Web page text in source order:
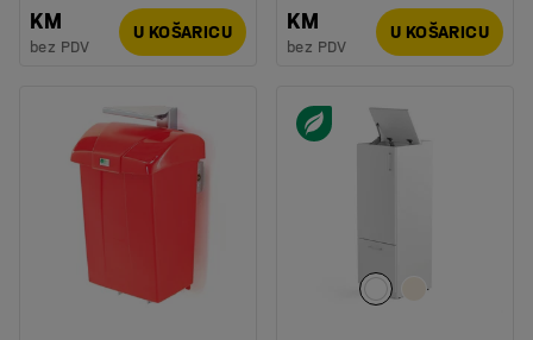
KM
bez PDV
U KOŠARICU
KM
bez PDV
U KOŠARICU